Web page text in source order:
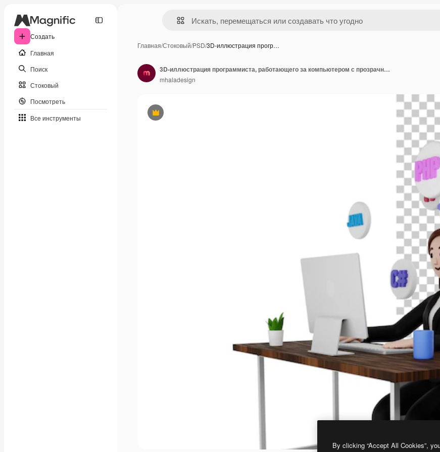
Создать
Главная
Поиск
Стоковый
Посмотреть
Все инструменты
Главная/Стоковый/PSD/3D-иллюстрация прогр…
Премиум
3D-иллюстрация программиста, работающего за компьютером с прозрачным фоном
mhaladesign
By clicking “Accept All Cookies”,